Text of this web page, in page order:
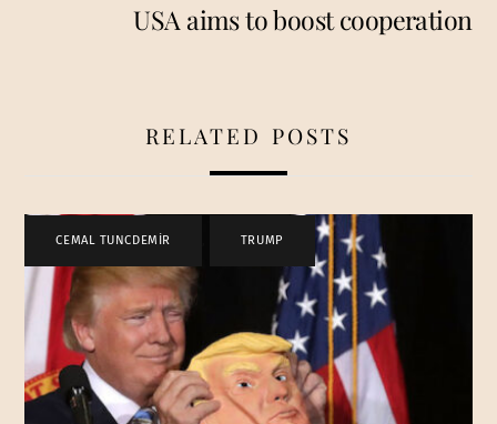
USA aims to boost cooperation
RELATED POSTS
CEMAL TUNCDEMİR TRUMP